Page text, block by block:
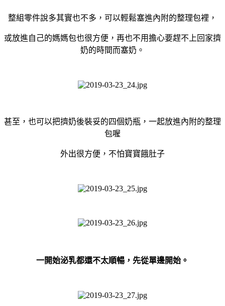
整組零件說多其實也不多，可以輕鬆塞進內附的整理包裡，
或放進自己的媽媽包也很方便，再也不用擔心要趕不上回家擠
奶的時間而塞奶。
甚至，也可以把擠奶後裝妥的四個奶瓶，一起放進內附的整理
包喔
外出很方便，不怕寶寶餓肚子
一開始泌乳都還不太順暢，先從單邊開始。